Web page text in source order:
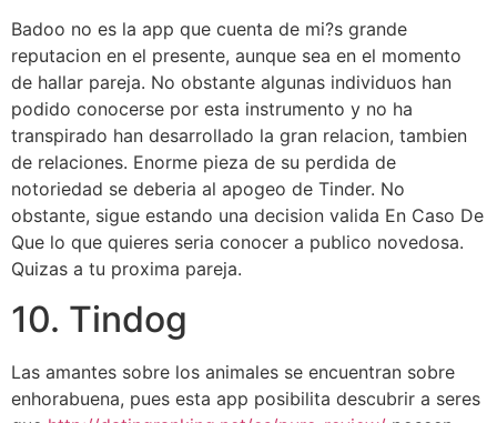
Badoo no es la app que cuenta de mi?s grande
reputacion en el presente, aunque sea en el momento
de hallar pareja. No obstante algunas individuos han
podido conocerse por esta instrumento y no ha
transpirado han desarrollado la gran relacion, tambien
de relaciones. Enorme pieza de su perdida de
notoriedad se deberia al apogeo de Tinder. No
obstante, sigue estando una decision valida En Caso De
Que lo que quieres seri­a conocer a publico novedosa.
Quizas a tu proxima pareja.
10. Tindog
Las amantes sobre los animales se encuentran sobre
enhorabuena, pues esta app posibilita descubrir a seres